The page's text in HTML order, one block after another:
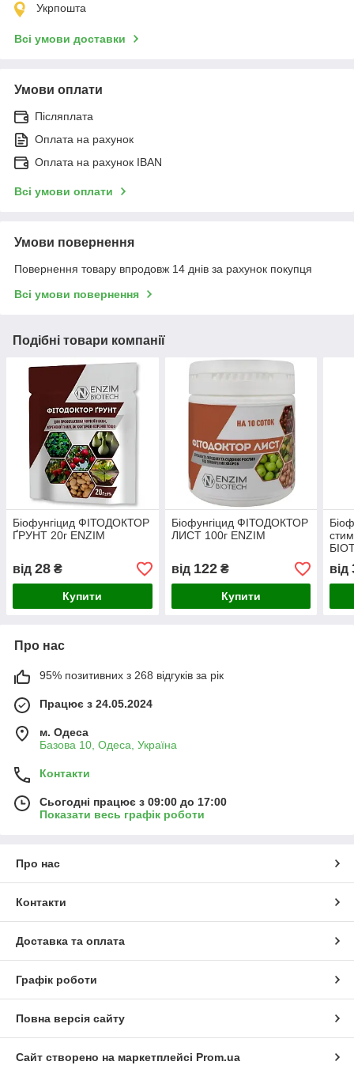
Укрпошта
Всі умови доставки
Умови оплати
Післяплата
Оплата на рахунок
Оплата на рахунок IBAN
Всі умови оплати
Умови повернення
Повернення товару впродовж 14 днів за рахунок покупця
Всі умови повернення
Подібні товари компанії
Біофунгіцид ФІТОДОКТОР
ҐРУНТ 20г ENZIM
від 28 ₴
Купити
Біофунгіцид ФІТОДОКТОР
ЛИСТ 100г ENZIM
від 122₴
Купити
від
Про нас
95% позитивних з 268 відгуків за рік
Працює з 24.05.2024
м. Одеса
Базова 10, Одеса, Україна
Контакти
Сьогодні працює з 09:00 до 17:00
Показати весь графік роботи
Про нас
Контакти
Доставка та оплата
Графік роботи
Повна версія сайту
Сайт створено на маркетплейсі Prom.ua